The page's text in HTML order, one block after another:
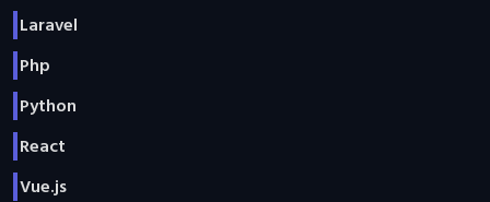
Laravel
Php
Python
React
Vue.js